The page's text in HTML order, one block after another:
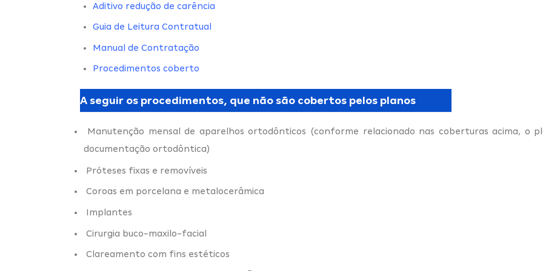
Aditivo redução de carência
Guia de Leitura Contratual
Manual de Contratação
Procedimentos coberto
A seguir os procedimentos, que não são cobertos pelos planos
Manutenção mensal de aparelhos ortodônticos (conforme relacionado nas coberturas acima, o
documentação ortodôntica)
Próteses fixas e removíveis
Coroas em porcelana e metalocerâmica
Implantes
Cirurgia buco-maxilo-facial
Clareamento com fins estéticos